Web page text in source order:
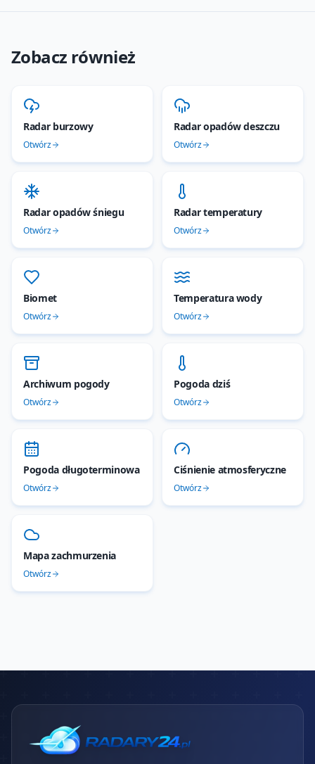
Zobacz również
Radar burzowy
Otwórz
Radar opadów deszczu
Otwórz
Radar opadów śniegu
Otwórz
Radar temperatury
Otwórz
Biomet
Otwórz
Temperatura wody
Otwórz
Archiwum pogody
Otwórz
Pogoda dziś
Otwórz
Pogoda długoterminowa
Otwórz
Ciśnienie atmosferyczne
Otwórz
Mapa zachmurzenia
Otwórz